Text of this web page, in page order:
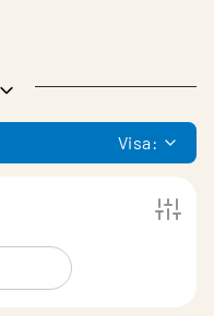
Visa:
Filtrera